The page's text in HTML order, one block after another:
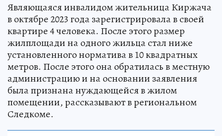
Являющаяся инвалидом жительница Киржача
в октябре 2023 года зарегистрировала в своей
квартире 4 человека. После этого размер
жилплощади на одного жильца стал ниже
установленного норматива в 10 квадратных
метров. После этого она обратилась в местную
администрацию и на основании заявления
была признана нуждающейся в жилом
помещении, рассказывают в региональном
Следкоме.